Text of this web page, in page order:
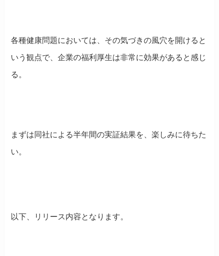
各種健康問題においては、その気づきの風穴を開けると
いう観点で、企業の福利厚生は非常に効果があると感じ
る。
まずは同社による半年間の実証結果を、楽しみに待ちた
い。
以下、リリース内容となります。